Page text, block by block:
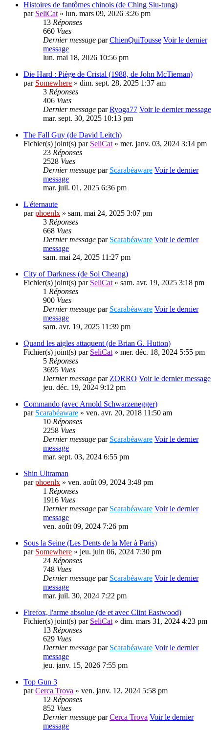
Histoires de fantômes chinois (de Ching Siu-tung)
par SeliCat» lun. mars 09, 2026 3:26 pm
13 Réponses
660 Vues
Dernier message parChienQuiTousse Voir le dernier
message
lun. mai 18, 2026 10:56 pm
Die Hard : Piège de Cristal (1988, de John McTiernan)
par Somewhere » dim. sept. 28, 2025 1:37 am
3 Réponses
406 Vues
Dernier message parRyoga77 Voir le dernier message
mar. sept. 30, 2025 10:13 pm
The Fall Guy (de David Leitch)
Fichier(s) joint(s) par SeliCat» mer. janv. 03, 2024 3:14 pm
23 Réponses
2528 Vues
Dernier message par Scarabéaware Voir le dernier
message
mar. juil. 01, 2025 6:36 pm
L'éternaute
parphoenlx » sam. mai 24, 2025 3:07 pm
3 Réponses
668 Vues
Dernier message par Scarabéaware Voir le dernier
message
sam. mai 24, 2025 11:27 pm
City of Darkness (de Soi Cheang)
Fichier(s) joint(s) par SeliCat» sam. avr. 19, 2025 3:18 pm
1 Réponses
900 Vues
Dernier message par Scarabéaware Voir le dernier
message
sam. avr. 19, 2025 11:39 pm
Quand les aigles attaquent (de Brian G. Hutton)
Fichier(s) joint(s) par SeliCat» mer. déc. 18, 2024 5:55 pm
5 Réponses
3695 Vues
Dernier message parZORRO Voir le dernier message
jeu. déc. 19, 2024 9:12 pm
Commando (avec Arnold Schwarzenegger)
par Scarabéaware » ven. avr. 20, 2018 11:50 am
10 Réponses
2258 Vues
Dernier message par Scarabéaware Voir le dernier
message
mar. sept. 03, 2024 6:55 pm
Shin Ultraman
parphoenlx » ven. août 09, 2024 3:48 pm
1 Réponses
1916 Vues
Dernier message par Scarabéaware Voir le dernier
message
ven. août 09, 2024 7:26 pm
Sous la Seine (Les Dents de la Mer à Paris)
par Somewhere » jeu. juin 06, 2024 7:30 pm
24 Réponses
748 Vues
Dernier message par Scarabéaware Voir le dernier
message
mar. juil. 30, 2024 7:22 pm
Firefox, l'arme absolue (de et avec Clint Eastwood)
Fichier(s) joint(s) par SeliCat» dim. mars 31, 2024 4:23 pm
13 Réponses
629 Vues
Dernier message par Scarabéaware Voir le dernier
message
jeu. janv. 15, 2026 7:55 pm
Top Gun 3
parCerca Trova » ven. janv. 12, 2024 5:58 pm
12 Réponses
852 Vues
Dernier message parCerca Trova Voir le dernier
message